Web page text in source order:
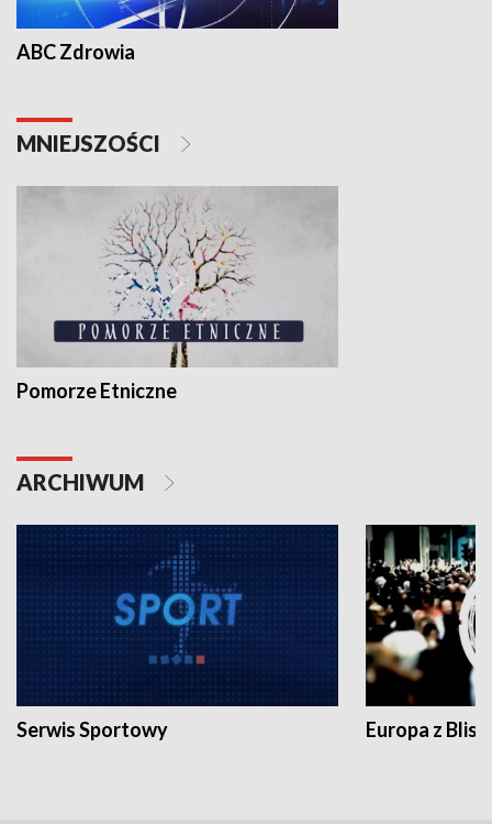
ABC Zdrowia
MNIEJSZOŚCI
Pomorze Etniczne
ARCHIWUM
Serwis Sportowy Europa z